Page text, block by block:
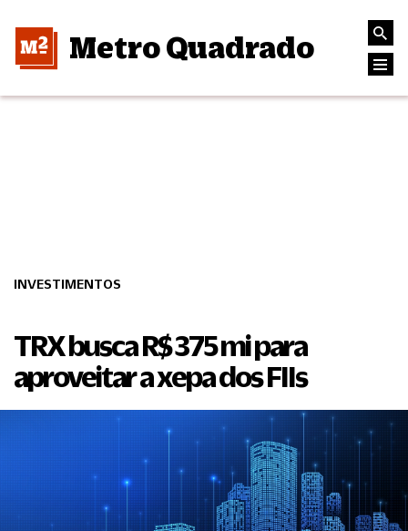
Metro Quadrado
INVESTIMENTOS
TRX busca R$ 375 mi para
aproveitar a xepa dos FIIs